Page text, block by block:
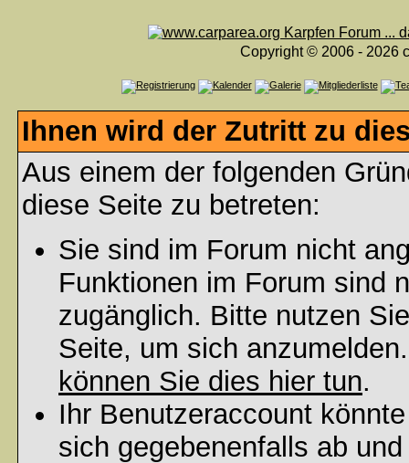
Copyright © 2006 - 2026
Ihnen wird der Zutritt zu
Aus einem der folgenden
diese Seite zu betreten:
Sie sind im Forum nicht
Funktionen im Forum sind
zugänglich. Bitte nutzen
Seite, um sich
können Sie dies hier tun.
Ihr Benutzeraccount
sich gegebenenfalls ab